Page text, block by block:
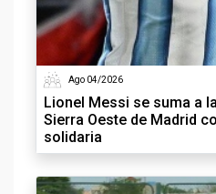
Ago 04/2026
Lionel Messi se suma a
Sierra Oeste de Madrid
solidaria